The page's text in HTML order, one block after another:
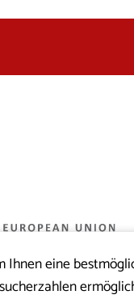
Die Investition wird von der Republik
der Europäischen Union aus dem
Ihnen eine